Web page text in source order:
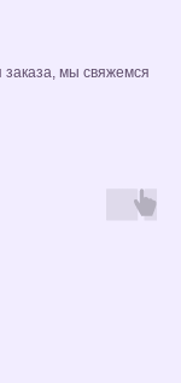
мы свяжемся